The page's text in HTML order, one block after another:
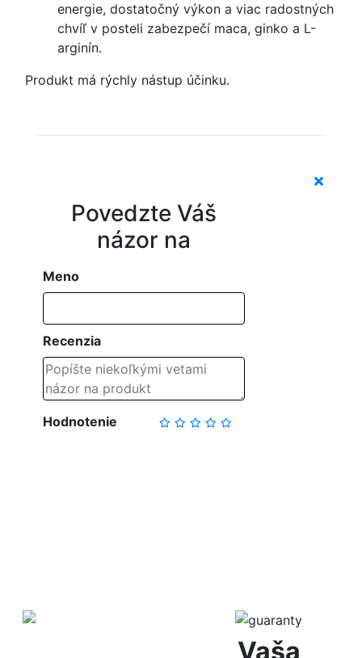
energie, dostatočný výkon a viac radostných
chvíľ v posteli zabezpečí maca, ginko a L-
arginín.
Produkt má rýchly nástup účinku.
Povedzte Váš
názor na
Meno
Recenzia
Hodnotenie
Vaša